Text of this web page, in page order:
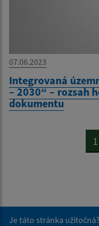
07.06.2023
Integrovaná
– 2030“ – rozsah
dokumentu
1
Je táto stránka užitočná?